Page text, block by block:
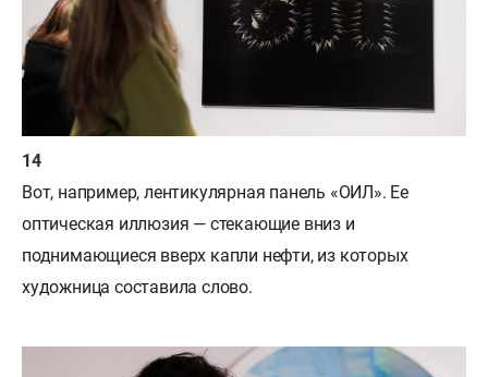
Вот, например, лентикулярная панель «ОИЛ». Ее
оптическая иллюзия — стекающие вниз и
поднимающиеся вверх капли нефти, из которых
художница составила слово.